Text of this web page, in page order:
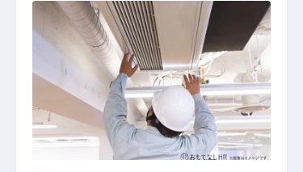
施設管理管理職候補